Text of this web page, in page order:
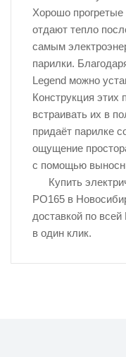
Хорошо прогретые
отдают тепло
самым
парилки.
Legend можно
Конструкция этих
встраивать их в
придаёт парилке
ощущение
с помощью
Купить
PO165 в
доставкой по
в один клик.